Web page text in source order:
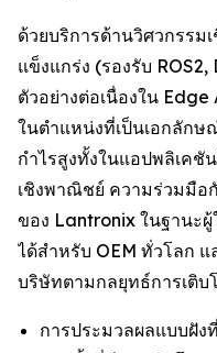
ด้วยบริการด้านวิศวกรรม
แข็งแกร่ง (รองรับ
ตัวอย่างต่อเนื่องใน
ในตำแหน่งที่เป็นเอกลักษ
กำไรสูงทั้งในแอปพลิเคชั
เชิงพาณิชย์ ความร่วมมือ
ของ Lantronix ในฐานะ
ได้สำหรับ OEM ทั่วโลก แ
บริษัทตามกลยุทธ์การเติบ
การประมวลผลแบบฝั